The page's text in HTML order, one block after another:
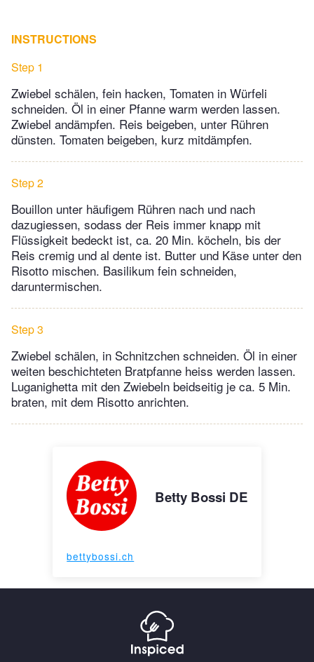
INSTRUCTIONS
Step 1
Zwiebel schälen, fein hacken, Tomaten in Würfeli
schneiden. Öl in einer Pfanne warm werden lassen.
Zwiebel andämpfen. Reis beigeben, unter Rühren
dünsten. Tomaten beigeben, kurz mitdämpfen.
Step 2
Bouillon unter häufigem Rühren nach und nach
dazugiessen, sodass der Reis immer knapp mit
Flüssigkeit bedeckt ist, ca. 20 Min. köcheln, bis der
Reis cremig und al dente ist. Butter und Käse unter den
Risotto mischen. Basilikum fein schneiden,
daruntermischen.
Step 3
Zwiebel schälen, in Schnitzchen schneiden. Öl in einer
weiten beschichteten Bratpfanne heiss werden lassen.
Luganighetta mit den Zwiebeln beidseitig je ca. 5 Min.
braten, mit dem Risotto anrichten.
Betty Bossi DE
bettybossi.ch